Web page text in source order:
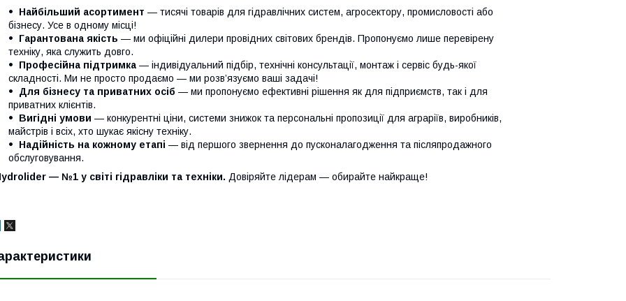
Найбільший асортимент — тисячі товарів для гідравлічних систем, агросектору, промисловості або
бізнесу. Усе в одному місці!
Гарантована якість — ми офіційні дилери провідних світових брендів. Пропонуємо лише перевірену
техніку, яка служить довго.
Професійна підтримка — індивідуальний підбір, технічні консультації, монтаж і сервіс будь-якої
складності. Ми не просто продаємо — ми розв’язуємо ваші задачі!
Для бізнесу та приватних осіб — ми пропонуємо ефективні рішення як для підприємств, так і для
приватних клієнтів.
Вигідні умови — конкурентні ціни, системи знижок та персональні пропозиції для аграріїв, виробників,
майстрів і всіх, хто шукає якісну техніку.
Надійність на кожному етапі — від першого звернення до пусконалагодження та післяпродажного
обслуговування.
— №1 у світі гідравліки та техніки. Довіряйте лідерам — обирайте найкраще!